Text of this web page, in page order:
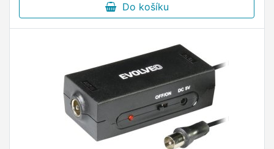
Do košíku